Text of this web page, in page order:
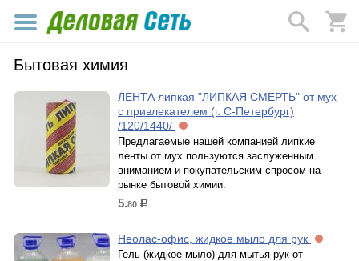
Бытовая химия
ЛЕНТА липкая "ЛИПКАЯ СМЕРТЬ" от мух
с привлекателем (г. С-Петербург)
/120/1440/
Предлагаемые нашей компанией липкие
ленты от мух пользуются заслуженным
вниманием и покупательским спросом на
рынке бытовой химии.
5.80 р.
Неолас-офис, жидкое мыло для рук
Гель (жидкое мыло) для мытья рук от